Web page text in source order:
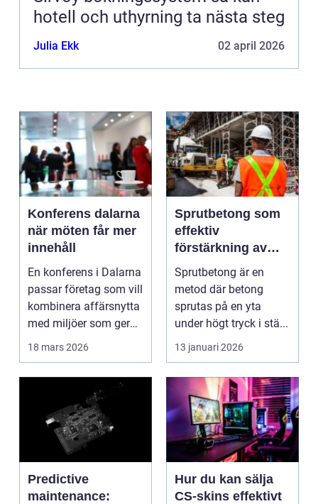
hotell och uthyrning ta nästa steg
Julia Ekk 02 april 2026
Konferens dalarna
när möten får mer
innehåll
En konferens i Dalarna
passar företag som vill
kombinera affärsnytta
med miljöer som ger
lugn, fokus...
18 mars 2026
Sprutbetong som
effektiv
förstärkning av
berg och betong
Sprutbetong är en
metod där betong
sprutas på en yta
under högt tryck i stä...
13 januari 2026
Predictive
maintenance:
Hur du kan sälja
CS-skins effektivt